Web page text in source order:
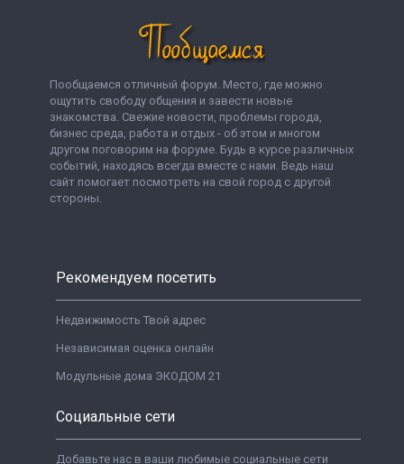
Пообщаемся отличный форум. Место, где можно
ощутить свободу общения и завести новые
знакомства. Свежие новости, проблемы города,
бизнес среда, работа и отдых - об этом и многом
другом поговорим на форуме. Будь в курсе различных
событий, находясь всегда вместе с нами. Ведь наш
сайт помогает посмотреть на свой город с другой
стороны.
Рекомендуем посетить
Недвижимость Твой адрес
Независимая оценка онлайн
Модульные дома ЭКОДОМ 21
Социальные сети
Добавьте нас в ваши любимые социальные сети